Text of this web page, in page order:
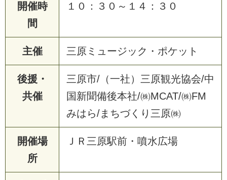
開催時
間
１０：３０～１４：３０
主催 三原ミュージック・ポケット
後援・
共催
三原市/（一社）三原観光協会/中
国新聞備後本社/㈱MCAT/㈱FM
みはら/まちづくり三原㈱
開催場
所
ＪＲ三原駅前・噴水広場